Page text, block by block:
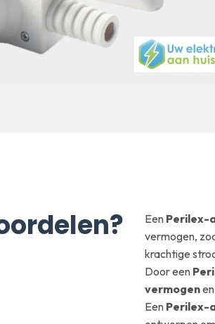
Een Perilex-
vermogen,
krachtige
Door een
vermogen
Een Perilex-